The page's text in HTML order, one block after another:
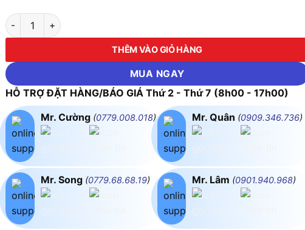
Máy bơm ly tâm trục ngang CNP ZS80-65-160/11 số lượng
THÊM VÀO GIỎ HÀNG
MUA NGAY
HỖ TRỢ ĐẶT HÀNG/BÁO GIÁ Thứ 2 - Thứ 7 (8h00 - 17h00)
Mr. Cường (0779.008.018)
Mr. Song (0779.68.68.19)
Mr. Quân (0909.346.736)
Mr. Lâm (0901.940.968)